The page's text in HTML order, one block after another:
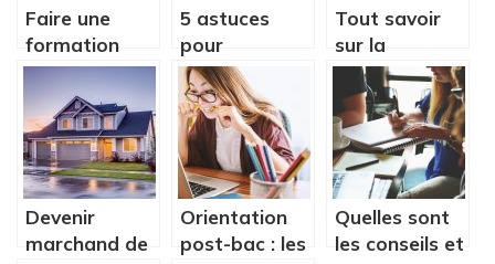
Faire une
formation
d’anglais à
distance.
5 astuces
pour
decrocher un
emploi a
l’etranger
Tout savoir
sur la
formation
CACES 3
Devenir
marchand de
Orientation
post-bac : les
Quelles sont
les conseils et